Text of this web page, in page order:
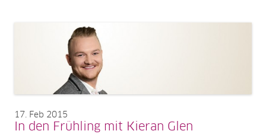
17 Feb 2015
In den Frühling mit Kieran Glen